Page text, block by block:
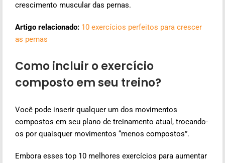
crescimento muscular das pernas.
Artigo relacionado: 10 exercícios perfeitos para crescer
as pernas
Como incluir o exercício
composto em seu treino?
Você pode inserir qualquer um dos movimentos
compostos em seu plano de treinamento atual, trocando-
os por quaisquer movimentos “menos compostos”.
Embora esses top 10 melhores exercícios para aumentar